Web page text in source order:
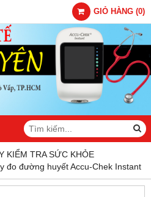
GIỎ HÀNG (0)
KIỂM TRA SỨC KHỎE
đo đường huyết Accu-Chek Instant